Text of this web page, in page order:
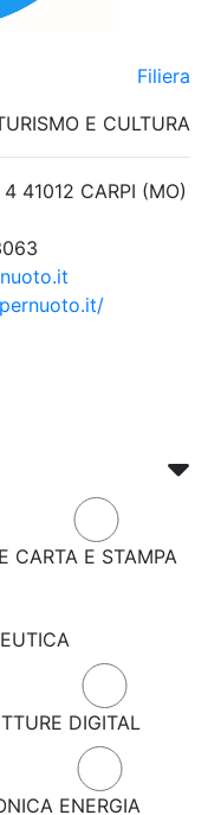
CARTA E STAMPA
DIGITAL
ENERGIA
Filiera
E CULTURA
41012 CARPI (MO)